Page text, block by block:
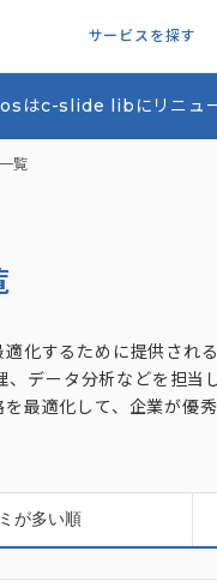
サービスを探す
はc-slide libにリニュー
覧
化するために提供され
データ分析などを担当
適化して、企業が優
が多い順